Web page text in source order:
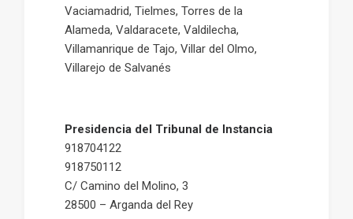
Vaciamadrid, Tielmes, Torres de la
Alameda, Valdaracete, Valdilecha,
Villamanrique de Tajo, Villar del Olmo,
Villarejo de Salvanés
Presidencia del Tribunal de Instancia
918704122
918750112
C/ Camino del Molino, 3
28500 – Arganda del Rey